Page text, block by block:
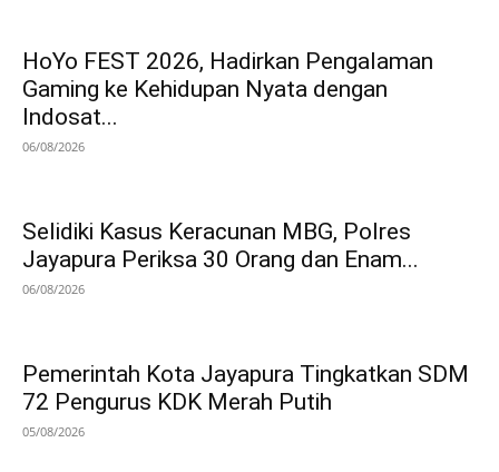
HoYo FEST 2026, Hadirkan Pengalaman
Gaming ke Kehidupan Nyata dengan
Indosat...
06/08/2026
Selidiki Kasus Keracunan MBG, Polres
Jayapura Periksa 30 Orang dan Enam...
06/08/2026
Pemerintah Kota Jayapura Tingkatkan SDM
72 Pengurus KDK Merah Putih
05/08/2026